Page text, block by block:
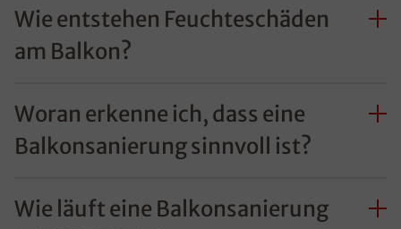
Wie entstehen Feuchteschäden
am Balkon?
Woran erkenne ich, dass eine
Balkonsanierung sinnvoll ist?
Wie läuft eine Balkonsanierung